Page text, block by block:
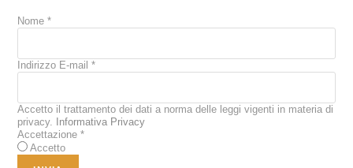
Nome*
Indirizzo E-mail*
Accetto il trattamento dei dati a norma delle leggi vigenti in materia di
privacy.
Informativa Privacy
Accettazione*
Accetto